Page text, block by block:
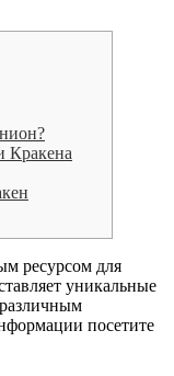
Кракена
ресурсом для
уникальные
посетите